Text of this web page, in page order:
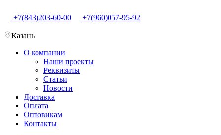
+7(843)203-60-00 +7(960)057-95-92
Казань
О компании
Наши проекты
Реквизиты
Статьи
Новости
Доставка
Оплата
Оптовикам
Контакты